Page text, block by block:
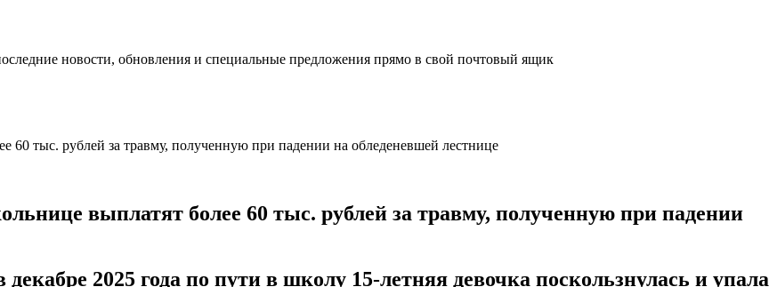
новости, обновления и специальные предложения прямо в свой почтовый ящик
выплатят более 60 тыс. рублей за травму, полученную при падении
2025 года по пути в школу 15-летняя девочка поскользнулась и упала